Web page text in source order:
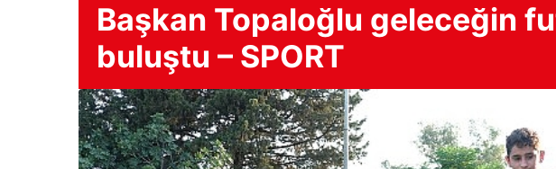
Başkan Topaloğlu geleceğin
buluştu – SPORT